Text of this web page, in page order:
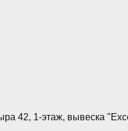
42, 1-этаж, вывеска